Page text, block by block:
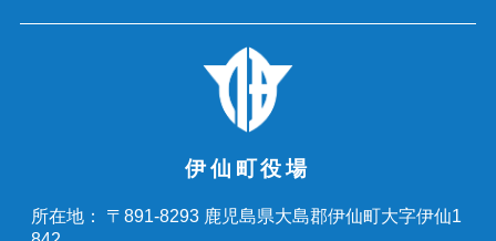
伊仙町役場
所在地：
〒891-8293 鹿児島県大島郡伊仙町大字伊仙1